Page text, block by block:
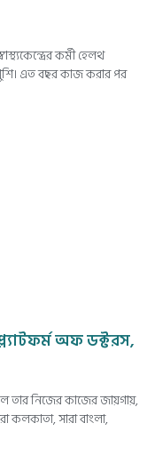
কর্মী হেলথ
এত বছর কাজ করার পর
অফ ডক্টরস,
নিজের কাজের জায়গায়,
কলকাতা, সারা বাংলা,